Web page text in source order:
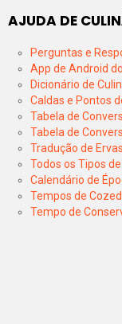
AJUDA DE
Perguntas e
App de Android
Dicionário de
Caldas e Pontos
Tabela de
Tabela de
Tradução de
Todos os Tipos
Calendário de
Tempos de
Tempo de